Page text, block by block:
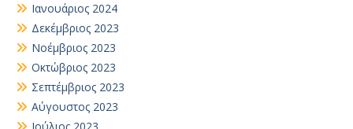
Ιανουάριος 2024
Δεκέμβριος 2023
Νοέμβριος 2023
Οκτώβριος 2023
Σεπτέμβριος 2023
Αύγουστος 2023